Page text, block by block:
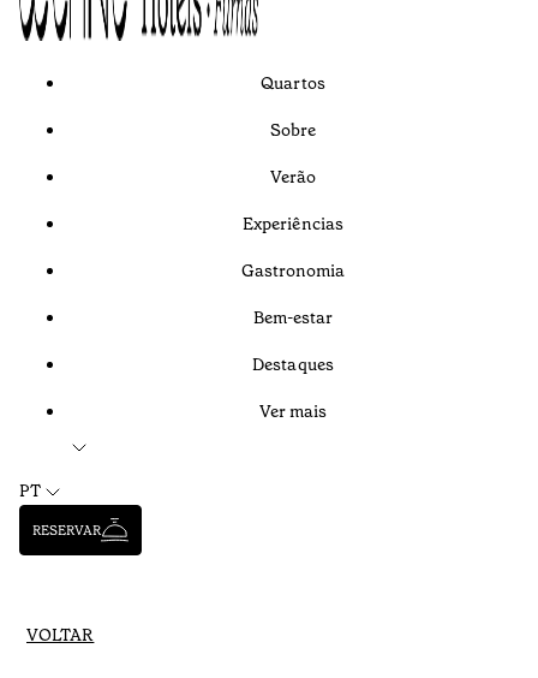
Quartos
Sobre
Verão
Experiências
Gastronomia
Bem-estar
Destaques
Ver mais
PT
RESERVAR
VOLTAR